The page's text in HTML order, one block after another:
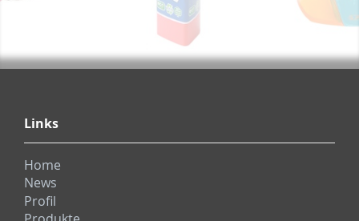
Links
Home
News
Profil